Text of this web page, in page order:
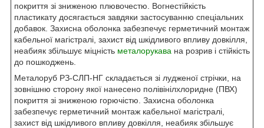
покриття зі зниженою плювочестю. Вогнестійкість
пластикату досягається завдяки застосуванню спеціальних
добавок. Захисна оболонка забезпечує герметичний монтаж
кабельної магістралі, захист від шкідливого впливу довкілля,
неабияк збільшує міцність металорукава на розрив і стійкість
до пошкоджень.
Металоруб РЗ-СЛП-НГ складається зі лудженої стрічки, на
зовнішню сторону якої нанесено полівінілхлоридне (ПВХ)
покриття зі зниженою горючістю. Захисна оболонка
забезпечує герметичний монтаж кабельної магістралі,
захист від шкідливого впливу довкілля, неабияк збільшує